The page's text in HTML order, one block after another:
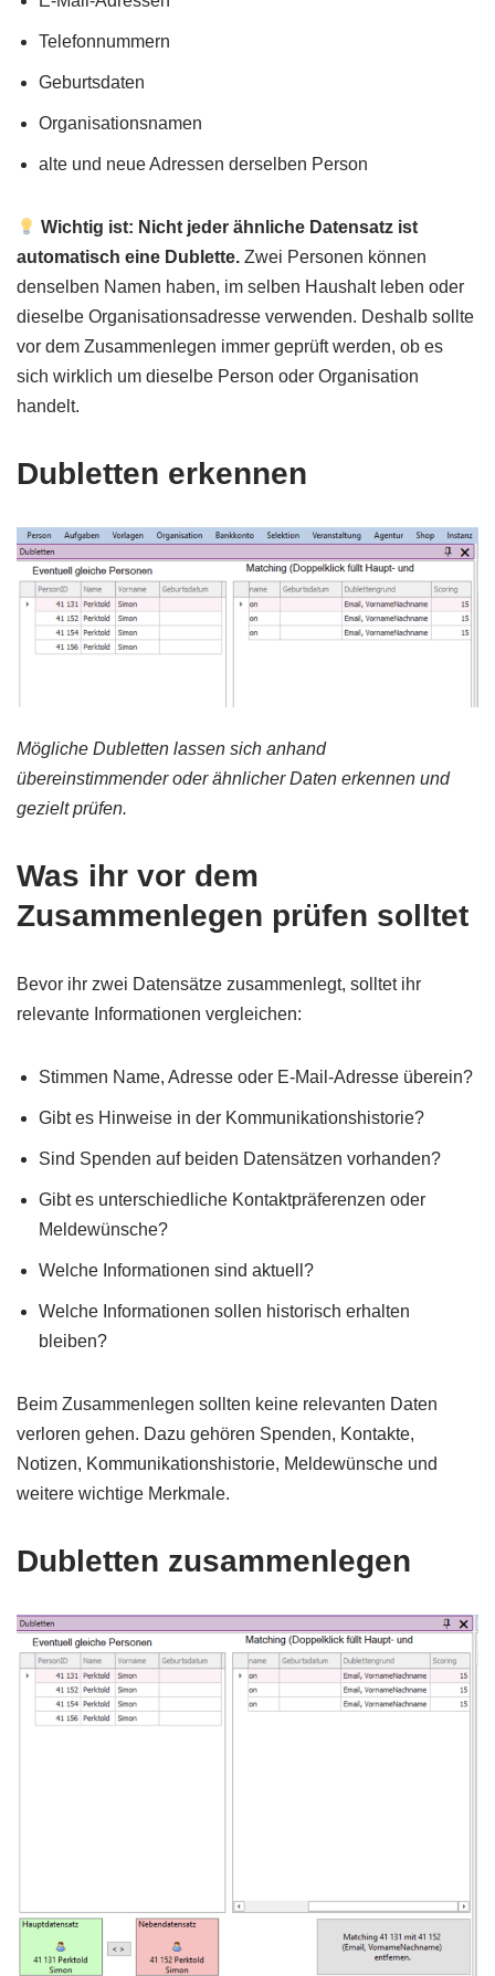
Telefonnummern
Geburtsdaten
Organisationsnamen
alte und neue Adressen derselben Person
Wichtig ist: Nicht jeder ähnliche Datensatz ist
automatisch eine Dublette. Zwei Personen können
denselben Namen haben, im selben Haushalt leben oder
dieselbe Organisationsadresse verwenden. Deshalb sollte
vor dem Zusammenlegen immer geprüft werden, ob es
sich wirklich um dieselbe Person oder Organisation
handelt.
Dubletten erkennen
Mögliche Dubletten lassen sich anhand
übereinstimmender oder ähnlicher Daten erkennen und
gezielt prüfen.
Was ihr vor dem
Zusammenlegen prüfen solltet
Bevor ihr zwei Datensätze zusammenlegt, solltet ihr
relevante Informationen vergleichen:
Stimmen Name, Adresse oder E-Mail-Adresse überein?
Gibt es Hinweise in der Kommunikationshistorie?
Sind Spenden auf beiden Datensätzen vorhanden?
Gibt es unterschiedliche Kontaktpräferenzen oder
Meldewünsche?
Welche Informationen sind aktuell?
Welche Informationen sollen historisch erhalten
bleiben?
Beim Zusammenlegen sollten keine relevanten Daten
verloren gehen. Dazu gehören Spenden, Kontakte,
Notizen, Kommunikationshistorie, Meldewünsche und
weitere wichtige Merkmale.
Dubletten zusammenlegen